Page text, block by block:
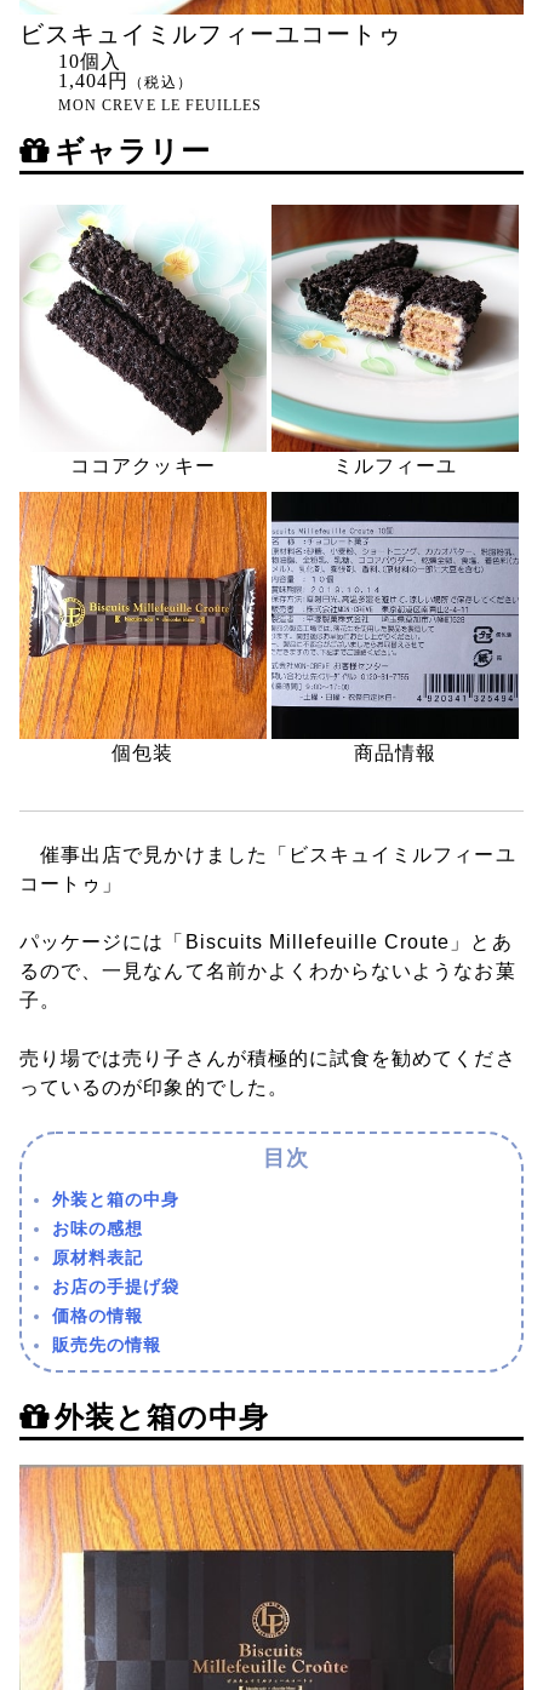
ビスキュイミルフィーユコートゥ
10個入
1,404円
（税込）
MON CREVE LE FEUILLES
ギャラリー
ココアクッキー ミルフィーユ
個包装 商品情報
催事出店で見かけました「ビスキュイミルフィーユ
コートゥ」
パッケージには「Biscuits Millefeuille Croute」とあ
るので、一見なんて名前かよくわからないようなお菓
子。
売り場では売り子さんが積極的に試食を勧めてくださ
っているのが印象的でした。
外装と箱の中身
お味の感想
原材料表記
お店の手提げ袋
価格の情報
販売先の情報
外装と箱の中身